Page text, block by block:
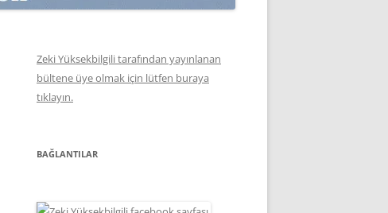
Zeki Yüksekbilgili tarafından yayınlanan
bültene üye olmak için lütfen buraya
tıklayın.
BAĞLANTILAR